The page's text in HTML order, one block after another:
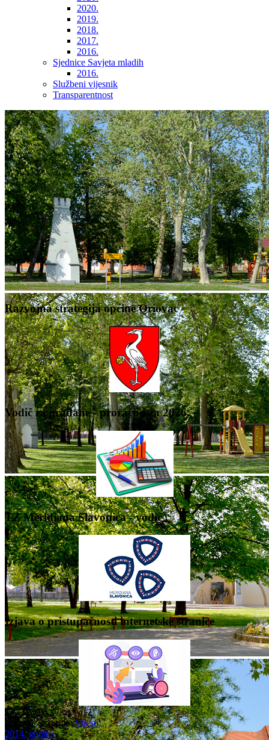
2020.
2019.
2018.
2017.
2016.
Sjednice Savjeta mladih
2016.
Službeni vijesnik
Transparentnost
Razvojna strategija općine Oriovac
Vodič za građane - proračun za 2026.
TZ Meridiana Slavonica - vodič
Izjava o pristupačnosti internetske stranice
Nalazite se ovdje:Vijesti
2014. godina